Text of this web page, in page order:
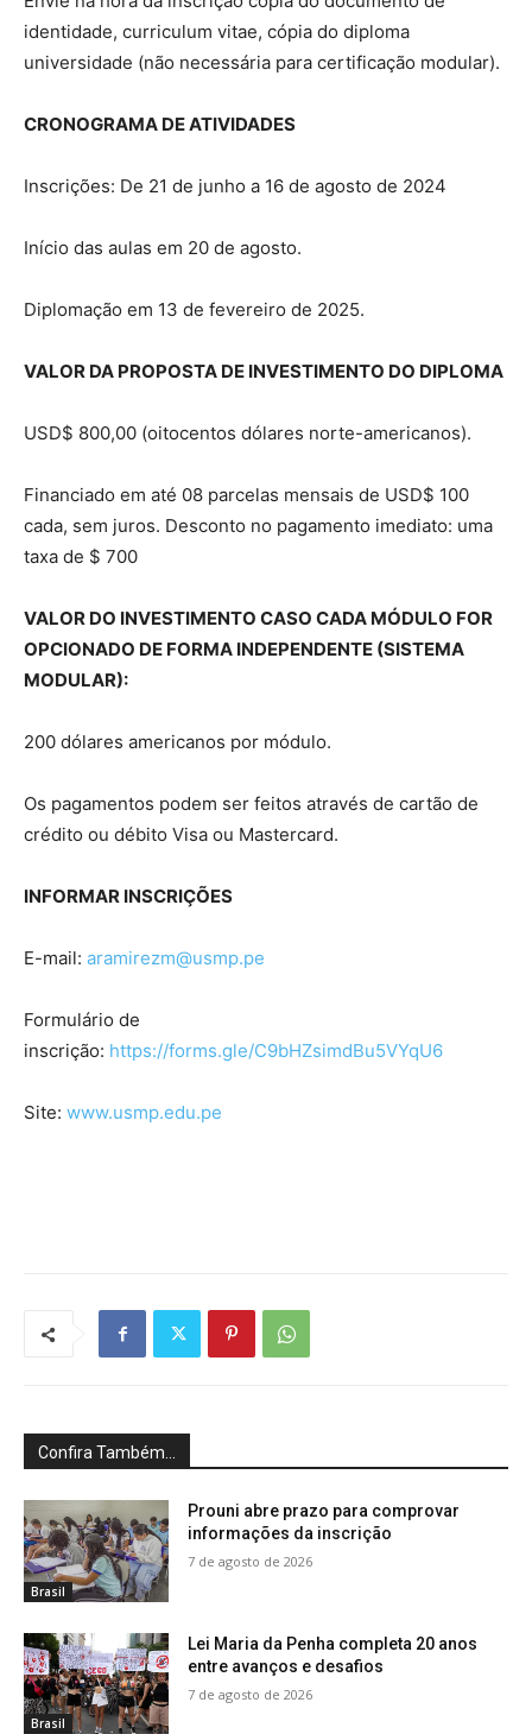
identidade, curriculum vitae, cópia do diploma
universidade (não necessária para certificação modular).
CRONOGRAMA DE ATIVIDADES
Inscrições: De 21 de junho a 16 de agosto de 2024
Início das aulas em 20 de agosto.
Diplomação em 13 de fevereiro de 2025.
VALOR DA PROPOSTA DE INVESTIMENTO DO DIPLOMA
USD$ 800,00 (oitocentos dólares norte-americanos).
Financiado em até 08 parcelas mensais de USD$ 100
cada, sem juros. Desconto no pagamento imediato: uma
taxa de $ 700
VALOR DO INVESTIMENTO CASO CADA MÓDULO FOR
OPCIONADO DE FORMA INDEPENDENTE (SISTEMA
MODULAR):
200 dólares americanos por módulo.
Os pagamentos podem ser feitos através de cartão de
crédito ou débito Visa ou Mastercard.
INFORMAR INSCRIÇÕES
E-mail: aramirezm@usmp.pe
Formulário de
inscrição: https://forms.gle/C9bHZsimdBu5VYqU6
Site: www.usmp.edu.pe
Confira Também...
Brasil
Prouni abre prazo para comprovar
informações da inscrição
7 de agosto de 2026
Brasil
Lei Maria da Penha completa 20 anos
entre avanços e desafios
7 de agosto de 2026